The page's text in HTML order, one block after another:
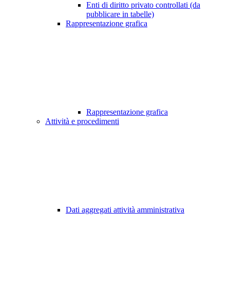
Enti di diritto privato controllati (da
pubblicare in tabelle)
Rappresentazione grafica
Rappresentazione grafica
Attività e procedimenti
Dati aggregati attività amministrativa